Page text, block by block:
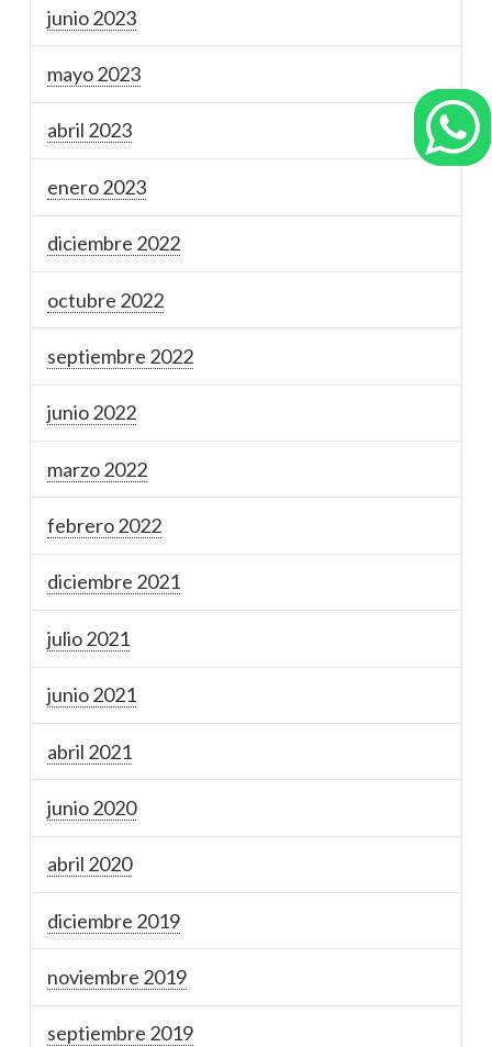
junio 2023
mayo 2023
abril 2023
enero 2023
diciembre 2022
octubre 2022
septiembre 2022
junio 2022
marzo 2022
febrero 2022
diciembre 2021
julio 2021
junio 2021
abril 2021
junio 2020
abril 2020
diciembre 2019
noviembre 2019
septiembre 2019